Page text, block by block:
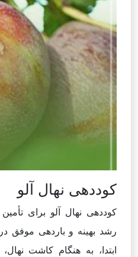
کوددهی نهال آلو
کوددهی نهال آلو برای
رشد بهینه و باردهی موفق
ابتدا، به هنگام کاشت